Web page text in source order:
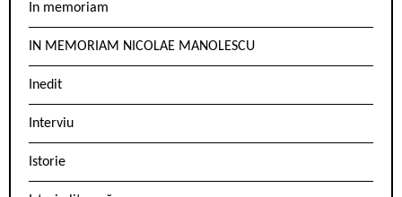
In memoriam
IN MEMORIAM NICOLAE MANOLESCU
Inedit
Interviu
Istorie